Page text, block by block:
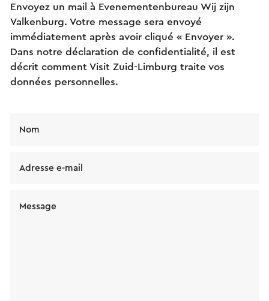
Envoyez un mail à Evenementenbureau Wij zijn
Valkenburg. Votre message sera envoyé
immédiatement après avoir cliqué « Envoyer ».
Dans notre déclaration de confidentialité, il est
décrit comment Visit Zuid-Limburg traite vos
données personnelles.
Nom
Adresse e-mail
Message